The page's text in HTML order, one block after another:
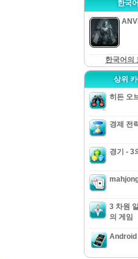
한국
한국어의
상위
히든 오
경제 전
경기 - 3
3 차원
의 게임
Android